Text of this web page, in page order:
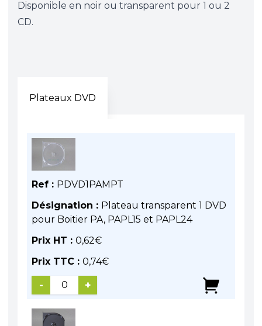
Disponible en noir ou transparent pour 1 ou 2
CD.
Plateaux DVD
Ref : PDVD1PAMPT
Désignation : Plateau transparent 1 DVD
pour Boitier PA, PAPL15 et PAPL24
Prix HT : 0,62€
Prix TTC : 0,74€
- +